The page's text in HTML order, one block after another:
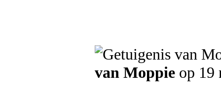
van Moppie op 19